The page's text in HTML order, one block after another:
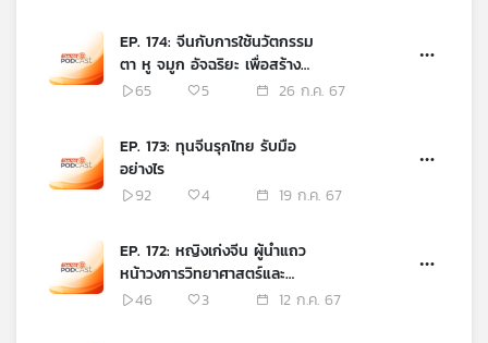
EP. 174: จีนกับการใช้นวัตกรรม
ตา หู จมูก อัจฉริยะ เพื่อสร้าง
Smart Cities
65 5 26 ก.ค. 67
EP. 173: ทุนจีนรุกไทย รับมือ
อย่างไร
92
4 19 ก.ค. 67
EP. 172: หญิงเก่งจีน ผู้นำแถว
หน้าวงการวิทยาศาสตร์และ
เทคโนโลยี
46 3 12 ก.ค. 67